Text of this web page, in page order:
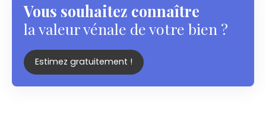
Vous souhaitez connaître
la valeur vénale de votre bien ?
Estimez gratuitement !